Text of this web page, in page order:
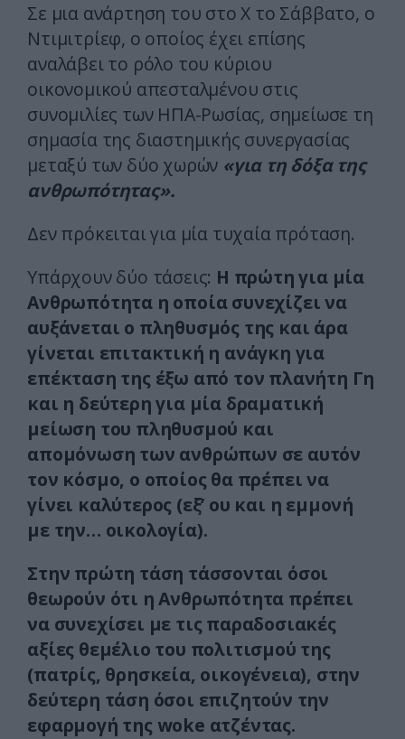
Σε μια ανάρτηση του στο X το Σάββατο, ο
Ντιμιτρίεφ, ο οποίος έχει επίσης
αναλάβει το ρόλο του κύριου
οικονομικού απεσταλμένου στις
συνομιλίες των ΗΠΑ-Ρωσίας, σημείωσε τη
σημασία της διαστημικής συνεργασίας
μεταξύ των δύο χωρών «για τη δόξα της
ανθρωπότητας».
Δεν πρόκειται για μία τυχαία πρόταση.
Υπάρχουν δύο τάσεις: Η πρώτη για μία
Ανθρωπότητα η οποία συνεχίζει να
αυξάνεται ο πληθυσμός της και άρα
γίνεται επιτακτική η ανάγκη για
επέκταση της έξω από τον πλανήτη Γη
και η δεύτερη για μία δραματική
μείωση του πληθυσμού και
απομόνωση των ανθρώπων σε αυτόν
τον κόσμο, ο οποίος θα πρέπει να
γίνει καλύτερος (εξ’ ου και η εμμονή
με την… οικολογία).
Στην πρώτη τάση τάσσονται όσοι
θεωρούν ότι η Ανθρωπότητα πρέπει
να συνεχίσει με τις παραδοσιακές
αξίες θεμέλιο του πολιτισμού της
(πατρίς, θρησκεία, οικογένεια), στην
δεύτερη τάση όσοι επιζητούν την
εφαρμογή της woke ατζέντας.